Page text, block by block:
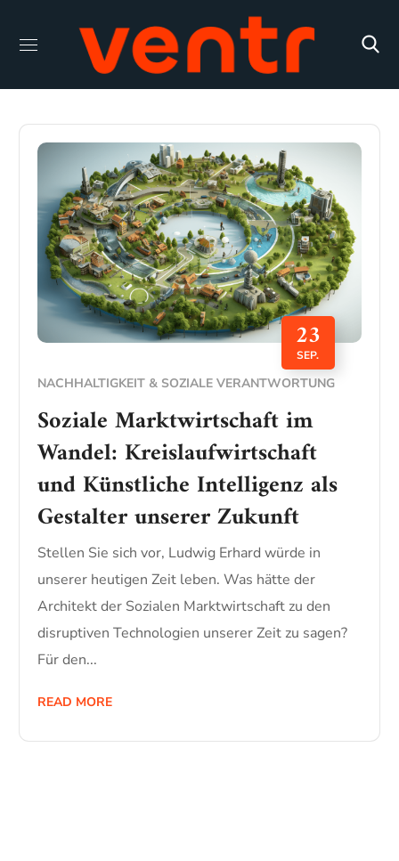
23
SEP.
NACHHALTIGKEIT & SOZIALE VERANTWORTUNG
Soziale Marktwirtschaft im
Wandel: Kreislaufwirtschaft
und Künstliche Intelligenz als
Gestalter unserer Zukunft
Stellen Sie sich vor, Ludwig Erhard würde in
unserer heutigen Zeit leben. Was hätte der
Architekt der Sozialen Marktwirtschaft zu den
disruptiven Technologien unserer Zeit zu sagen?
Für den...
READ MORE